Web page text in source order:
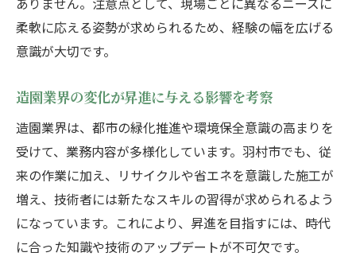
柔軟に応える姿勢が求められるため、経験の幅を広げる
意識が大切です。
造園業界の変化が昇進に与える影響を考察
造園業界は、都市の緑化推進や環境保全意識の高まりを
受けて、業務内容が多様化しています。羽村市でも、従
来の作業に加え、リサイクルや省エネを意識した施工が
増え、技術者には新たなスキルの習得が求められるよう
になっています。これにより、昇進を目指すには、時代
に合った知識や技術のアップデートが不可欠です。